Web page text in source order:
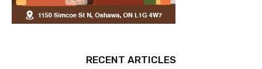
RECENT ARTICLES